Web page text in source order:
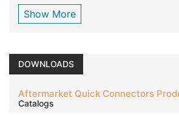
Show More
DOWNLOADS
Catalogs